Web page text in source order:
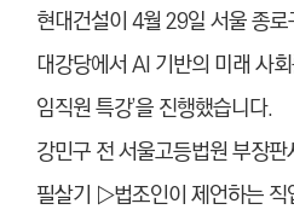
현대건설이 4월 29일 서울 종
대강당에서 AI 기반의 미래 사
임직원 특강’을 진행했습니다.
강민구 전 서울고등법원 부장
필살기 ▷법조인이 제언하는 직